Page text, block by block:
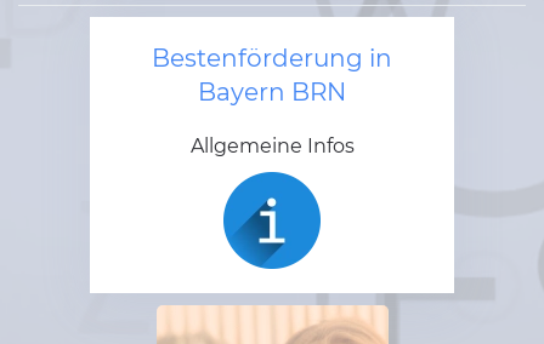
Bestenförderung in
Bayern BRN
Allgemeine Infos